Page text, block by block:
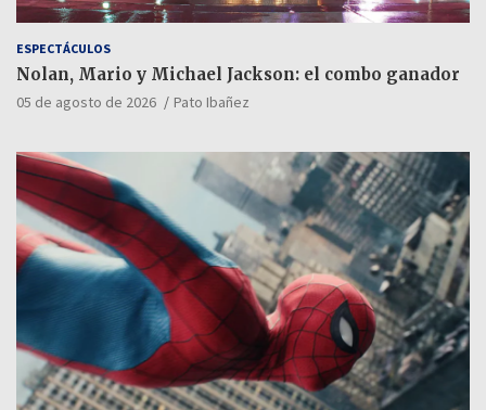
ESPECTÁCULOS
Nolan, Mario y Michael Jackson: el combo ganador
05 de agosto de 2026 Pato Ibañez